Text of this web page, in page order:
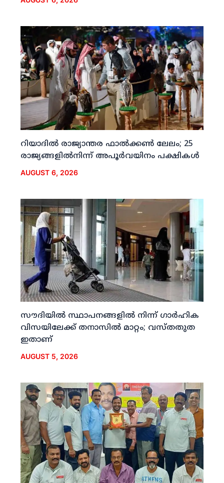
റിയാദില്‍ രാജ്യാന്തര ഫാല്‍ക്കണ്‍ ലേലം; 25
രാജ്യങ്ങളില്‍നിന്ന് അപൂര്‍വയിനം പക്ഷികള്‍
AUGUST 6, 2026
സൗദിയില്‍ സ്ഥാപനങ്ങളില്‍ നിന്ന് ഗാര്‍ഹിക
വിസയിലേക്ക് തനാസില്‍ മാറ്റം; വസ്തതുത
ഇതാണ്
AUGUST 5, 2026